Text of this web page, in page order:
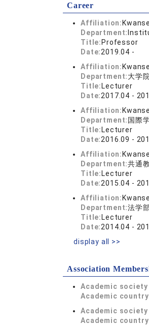
Career
Affiliation:
Department:
Title: Professor
Date:2019.04 -
Affiliation:
Department:大学
Title: Lecturer
Date:2017.04 -
Affiliation:
Department: 国際
Title: Lecturer
Date:2016.09 -
Affiliation:
Department:共通
Title: Lecturer
Date:2015.04 -
Affiliation:
Department:法学
Title: Lecturer
Date:2014.04 -
display all >>
Association
Academic society
Academic
Academic society
Academic